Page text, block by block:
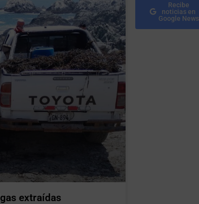
extraídas
Recibe
noticias en
Google News